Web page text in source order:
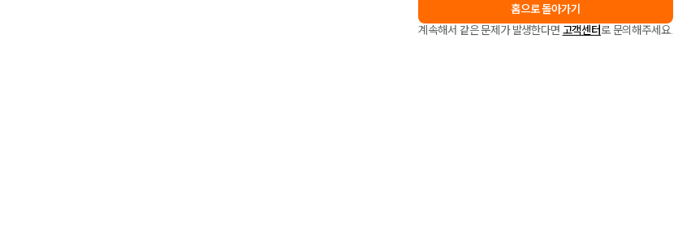
홈으로 돌아가기
계속해서 같은 문제가 발생한다면 고객센터로 문의해주세요.